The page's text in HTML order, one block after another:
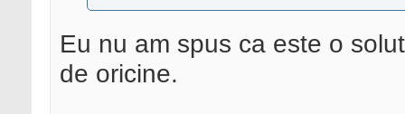
Eu nu am spus ca este o
de oricine.